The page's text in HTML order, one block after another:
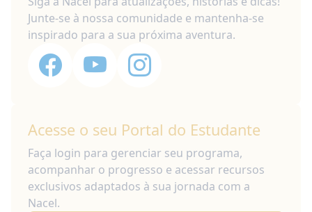
Junte-se à nossa comunidade e mantenha-se
inspirado para a sua próxima aventura.
Acesse o seu Portal do Estudante
Faça login para gerenciar seu programa,
acompanhar o progresso e acessar recursos
exclusivos adaptados à sua jornada com a
Nacel.